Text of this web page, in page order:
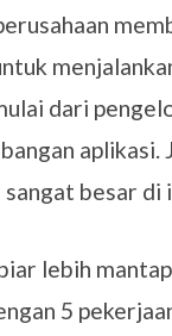
dari
aplikasi.
sangat besar di
lebih
5